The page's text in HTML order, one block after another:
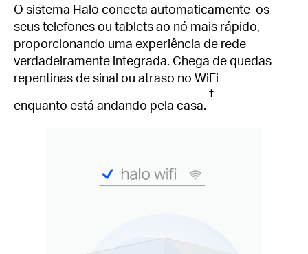
O sistema Halo conecta automaticamente os
seus telefones ou tablets ao nó mais rápido,
proporcionando uma experiência de rede
verdadeiramente integrada. Chega de quedas
repentinas de sinal ou atraso no WiFi
enquanto está andando pela casa.
‡